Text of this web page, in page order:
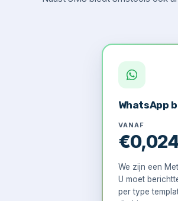
WhatsApp
VANAF
We zijn een
U moet
per type